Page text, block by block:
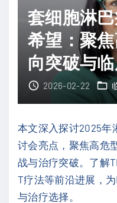
存
期
优
势
析
瘤
治
疗
格
局
？
最
新
S
W
奈
克
拉
：
C
L
/
S
L
L
套细胞淋
希望：聚
向突破与
2026-02-22
本文深入探讨2025年
讨会亮点，聚焦高危
战与治疗突破。了解
T疗法等前沿进展，
与治疗选择。